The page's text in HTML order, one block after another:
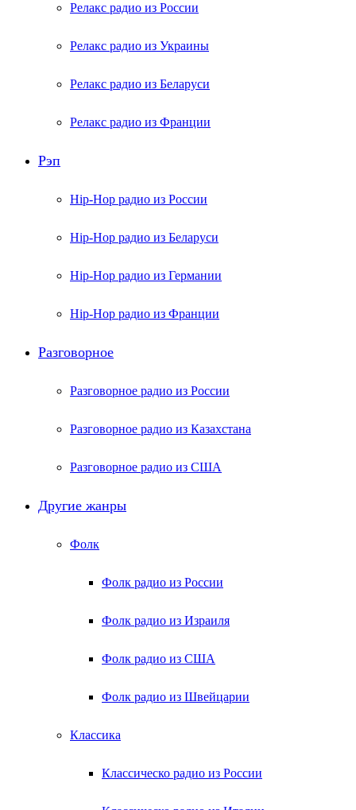
Релакс радио из России
Релакс радио из Украины
Релакс радио из Беларуси
Релакс радио из Франции
Рэп
Hip-Hop радио из России
Hip-Hop радио из Беларуси
Hip-Hop радио из Германии
Hip-Hop радио из Франции
Разговорное
Разговорное радио из России
Разговорное радио из Казахстана
Разговорное радио из США
Другие жанры
Фолк
Фолк радио из России
Фолк радио из Израиля
Фолк радио из США
Фолк радио из Швейцарии
Классика
Классическо радио из России